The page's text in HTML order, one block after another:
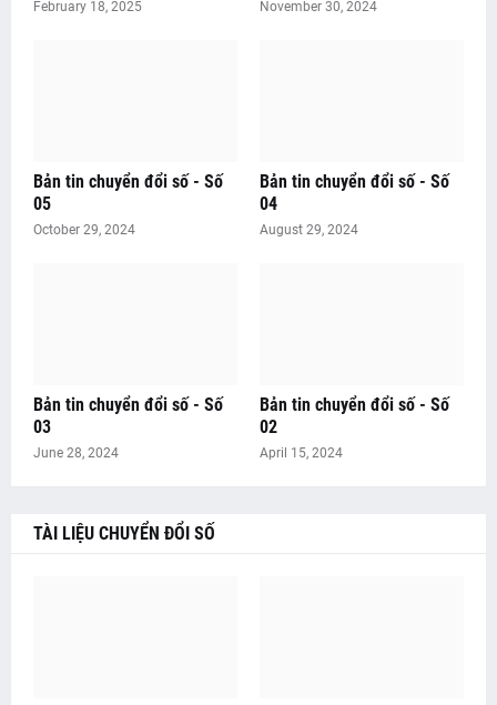
February 18, 2025 November 30, 2024
Bản tin chuyển đổi số - Số
05
October 29, 2024
Bản tin chuyển đổi số - Số
04
August 29, 2024
Bản tin chuyển đổi số - Số
03
June 28, 2024
Bản tin chuyển đổi số - Số
02
April 15, 2024
TÀI LIỆU CHUYỂN ĐỔI SỐ